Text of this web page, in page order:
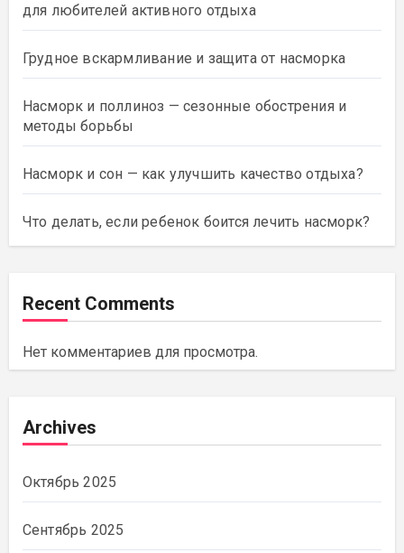
для любителей активного отдыха
Грудное вскармливание и защита от насморка
Насморк и поллиноз — сезонные обострения и
методы борьбы
Насморк и сон — как улучшить качество отдыха?
Что делать, если ребенок боится лечить насморк?
Recent Comments
Нет комментариев для просмотра.
Archives
Октябрь 2025
Сентябрь 2025